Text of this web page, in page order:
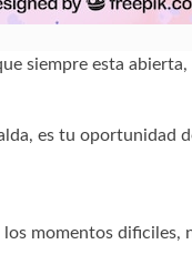
siempre esta
es tu
los momentos dificiles,